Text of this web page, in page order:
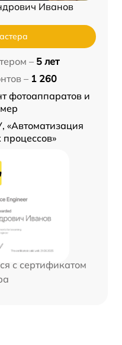
Иванов
– 5 лет
– 1 260
фотоаппаратов и
«Автоматизация
процессов»
с сертификатом